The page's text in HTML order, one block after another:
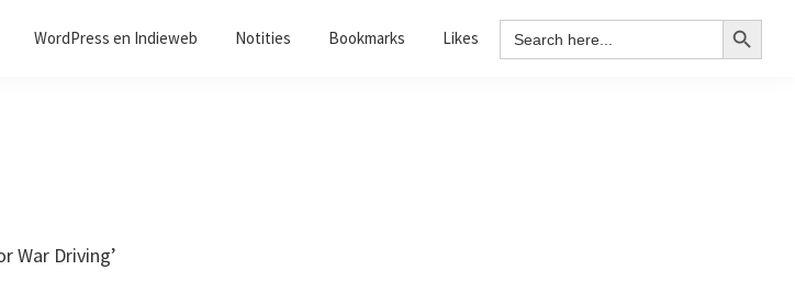
WordPress en Indieweb Notities Bookmarks Likes Search
for:
Search Button
War Driving’